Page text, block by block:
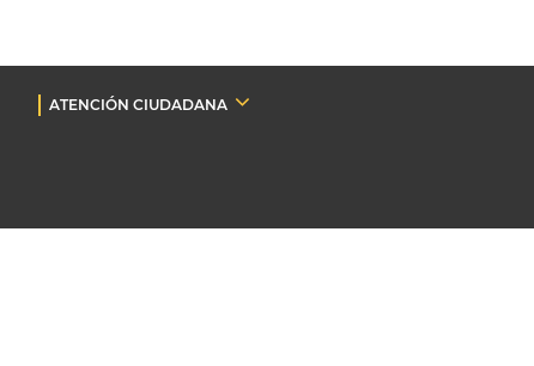
ATENCIÓN CIUDADANA